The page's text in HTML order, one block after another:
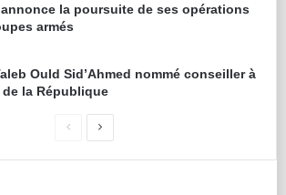
annonce la poursuite de ses opérations
armés
Ould Sid’Ahmed nommé conseiller à
la République